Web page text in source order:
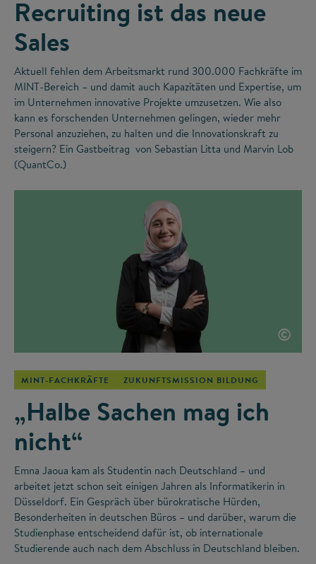
Recruiting ist das neue
Sales
Aktuell fehlen dem Arbeitsmarkt rund 300.000 Fachkräfte im
MINT-Bereich – und damit auch Kapazitäten und Expertise, um
im Unternehmen innovative Projekte umzusetzen. Wie also
kann es forschenden Unternehmen gelingen, wieder mehr
Personal anzuziehen, zu halten und die Innovationskraft zu
steigern? Ein Gastbeitrag von Sebastian Litta und Marvin Lob
(QuantCo.)
©
MINT-FACHKRÄFTE ZUKUNFTSMISSION BILDUNG
„Halbe Sachen mag ich
nicht“
Emna Jaoua kam als Studentin nach Deutschland – und
arbeitet jetzt schon seit einigen Jahren als Informatikerin in
Düsseldorf. Ein Gespräch über bürokratische Hürden,
Besonderheiten in deutschen Büros – und darüber, warum die
Studienphase entscheidend dafür ist, ob internationale
Studierende auch nach dem Abschluss in Deutschland bleiben.